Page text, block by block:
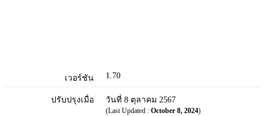
เวอร์ชัน 1.70
ปรับปรุงเมื่อ วันที่ 8 ตุลาคม 2567
(Last Updated : October 8, 2024)